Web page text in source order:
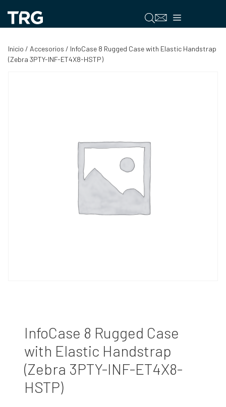
contenido
Menú
Inicio / Accesorios / InfoCase 8 Rugged Case with Elastic Handstrap
(Zebra 3PTY-INF-ET4X8-HSTP)
InfoCase 8 Rugged Case
with Elastic Handstrap
(Zebra 3PTY-INF-ET4X8-
HSTP)